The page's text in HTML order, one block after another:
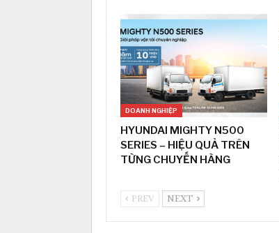
DOANH NGHIỆP
HYUNDAI MIGHTY N500
SERIES – HIỆU QUẢ TRÊN
TỪNG CHUYẾN HÀNG
PREV NEXT